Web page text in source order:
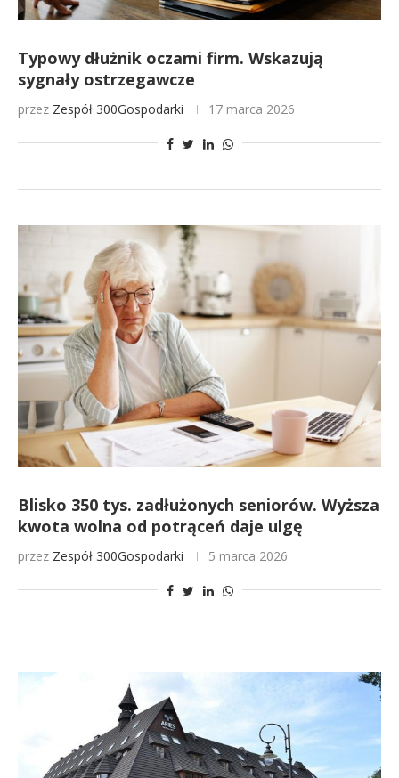
Typowy dłużnik oczami firm. Wskazują
sygnały ostrzegawcze
przez Zespół 300Gospodarki 17 marca 2026
Blisko 350 tys. zadłużonych seniorów. Wyższa
kwota wolna od potrąceń daje ulgę
przez Zespół 300Gospodarki 5 marca 2026